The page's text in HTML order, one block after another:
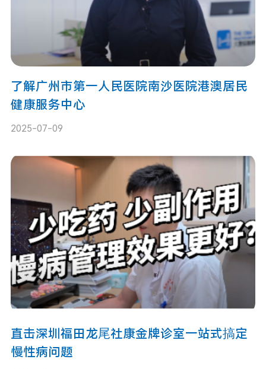
了解广州市第一人民医院南沙医院港澳居民
健康服务中心
2025-07-09
直击深圳福田龙尾社康金牌诊室一站式搞定
慢性病问题